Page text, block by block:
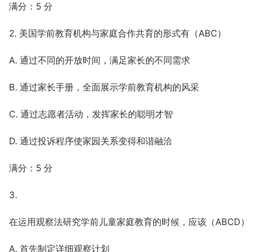
满分：5 分
2. 美国学前教育机构与家庭合作共育的形式有（ABC）
A. 通过不同的开放时间，满足家长的不同需求
B. 通过家长手册，全面展示学前教育机构的风采
C. 通过志愿者活动，发挥家长的聪明才智
D. 通过投诉程序使家园关系变得和谐融洽
满分：5 分
3.
在运用观察法研究学前儿童家庭教育的时候，应该（ABCD）
A. 首先制定详细观察计划